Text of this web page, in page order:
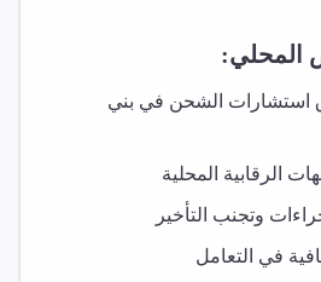
المحلي:
استشارات الشحن في بني
الرقابية المحلية
وتجنب التأخير
في التعامل